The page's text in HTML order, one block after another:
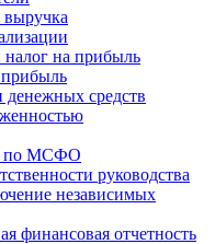
на прибыль
средств
по МСФО
руководства
независимых
финансовая отчетность